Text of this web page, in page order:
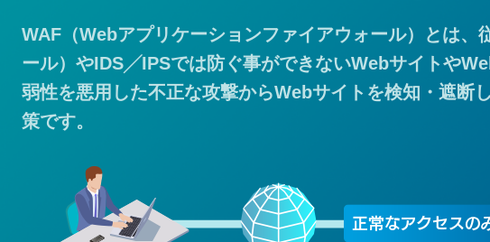
WAF（Webアプリケーションファイアウォール）とは、
ール）やIDS╱IPSでは防ぐ事ができないWebサイトや
弱性を悪用した不正な攻撃からWebサイトを検知・遮断
策です。